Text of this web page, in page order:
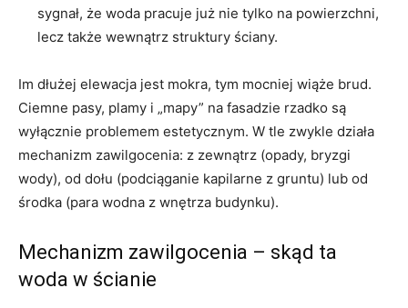
sygnał, że woda pracuje już nie tylko na powierzchni,
lecz także wewnątrz struktury ściany.
Im dłużej elewacja jest mokra, tym mocniej wiąże brud.
Ciemne pasy, plamy i „mapy” na fasadzie rzadko są
wyłącznie problemem estetycznym. W tle zwykle działa
mechanizm zawilgocenia: z zewnątrz (opady, bryzgi
wody), od dołu (podciąganie kapilarne z gruntu) lub od
środka (para wodna z wnętrza budynku).
Mechanizm zawilgocenia – skąd ta
woda w ścianie